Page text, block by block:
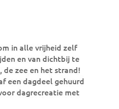
in alle vrijheid zelf
en van dichtbij te
de zee en het strand!
een dagdeel gehuurd
dagrecreatie met